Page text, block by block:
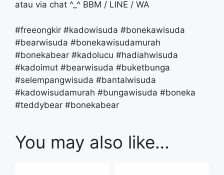
atau via chat ^_^ BBM / LINE / WA
#freeongkir #kadowisuda #bonekawisuda
#bearwisuda #bonekawisudamurah
#bonekabear #kadolucu #hadiahwisuda
#kadoimut #bearwisuda #buketbunga
#selempangwisuda #bantalwisuda
#kadowisudamurah #bungawisuda #boneka
#teddybear #bonekabear
You may also like…